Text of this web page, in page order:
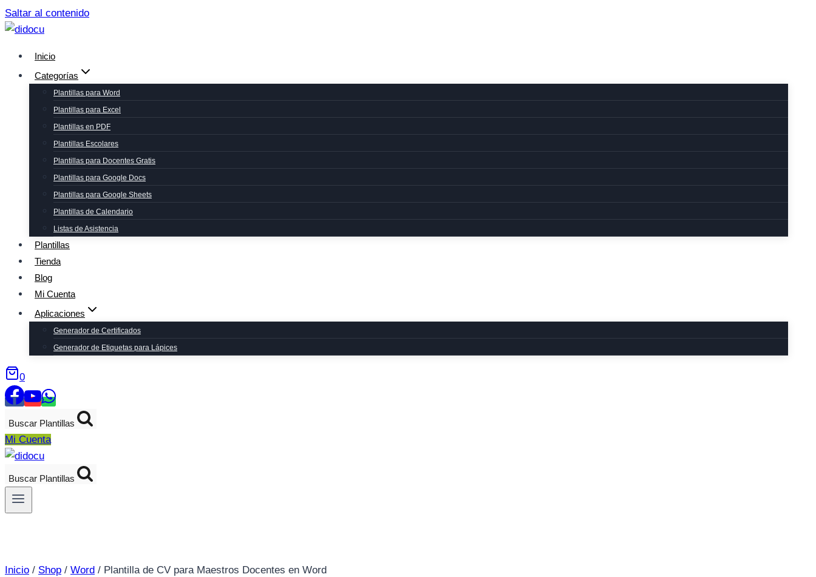
Saltar al contenido
Inicio
Categorías
Plantillas para Word
Plantillas para Excel
Plantillas en PDF
Plantillas Escolares
Plantillas para Docentes Gratis
Plantillas para Google Docs
Plantillas para Google Sheets
Plantillas de Calendario
Listas de Asistencia
Plantillas
Tienda
Blog
Mi Cuenta
Aplicaciones
Generador de Certificados
Generador de Etiquetas para Lápices
0
Buscar Plantillas
Mi Cuenta
Buscar Plantillas
Inicio / Shop / Word / Plantilla de CV para Maestros Docentes en Word